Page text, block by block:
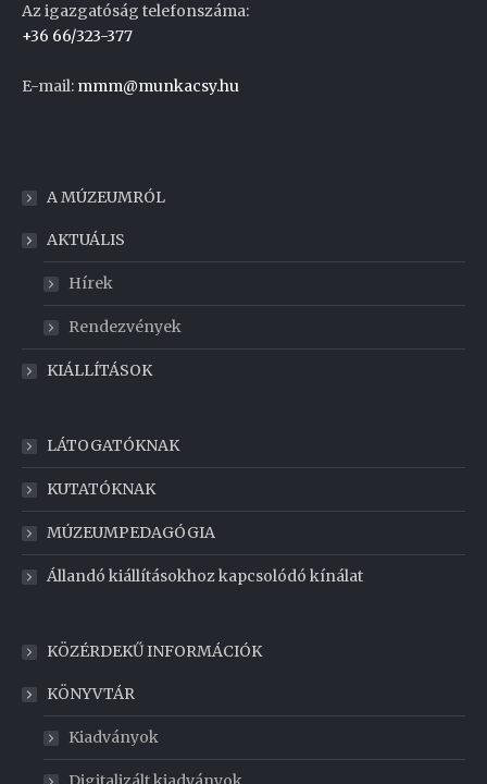
Az igazgatóság telefonszáma:
+36 66/323-377
E-mail: mmm@munkacsy.hu
A MÚZEUMRÓL
AKTUÁLIS
Hírek
Rendezvények
KIÁLLÍTÁSOK
LÁTOGATÓKNAK
KUTATÓKNAK
MÚZEUMPEDAGÓGIA
Állandó kiállításokhoz kapcsolódó kínálat
KÖZÉRDEKŰ INFORMÁCIÓK
KÖNYVTÁR
Kiadványok